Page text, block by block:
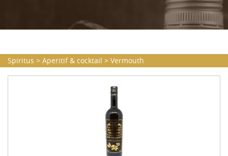
Spiritus > Aperitif & cocktail > Vermouth